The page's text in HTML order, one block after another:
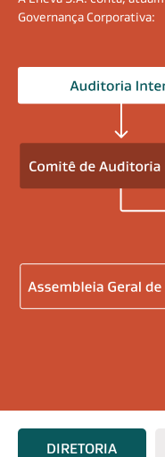
Governança Corporativa:
DIRETORIA